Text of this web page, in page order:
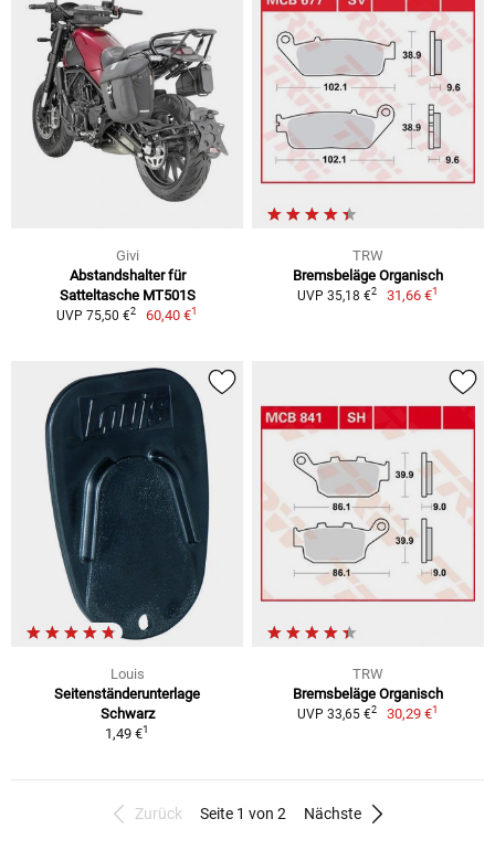
Givi
Abstandshalter für
Satteltasche MT501S
UVP 75,50 €2 60,40 €1
TRW
Bremsbeläge Organisch
UVP 35,18 €2 31,66 €1
Louis
Seitenständerunterlage
Schwarz
1,49 €1
TRW
Bremsbeläge Organisch
UVP 33,65 €2 30,29 €1
Zurück Seite 1 von 2 Nächste